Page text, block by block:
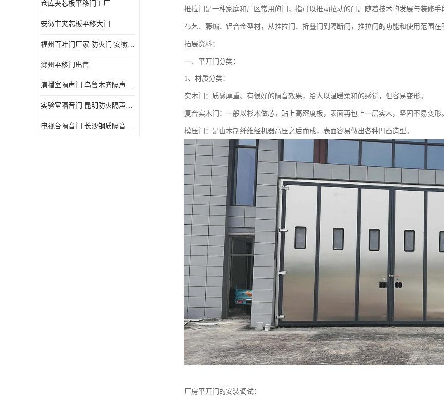
仓库夹芯板平移门工厂
安徽市夹芯板平移大门
福州百叶门厂家 防火门 安徽吉运祥
滁州平移门出售
演播室隔声门 乌鲁木齐隔声门哪家好
实验室隔音门 昆明防火隔声门哪家好
电视台隔音门 长沙钢质隔音门哪家好
推拉门是一种家庭和厂区常用的门，指可以推动拉动的门。随着技术的发展与装修
布艺、藤编、铝合金型材，从推拉门、折叠门到隔断门，推拉门的功能和使用范围在
拓展资料：
一、平开门分类：
1、材质分类：
实木门：质感厚重、有很好的隔音效果，给人以温暖柔和的感觉，但容易变形。
复合实木门：一般以杉木做芯，贴上高密度板，表面再包上一层实木，坚固不易变形
模压门：是由木制纤维经机器高压之后而成，表面容易做出各种凹凸造型。
厂房平开门的安装调试：